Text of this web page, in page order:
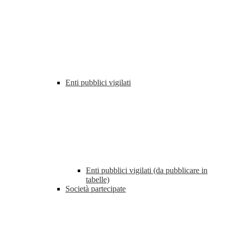
Enti pubblici vigilati
Enti pubblici vigilati (da pubblicare in
tabelle)
Società partecipate